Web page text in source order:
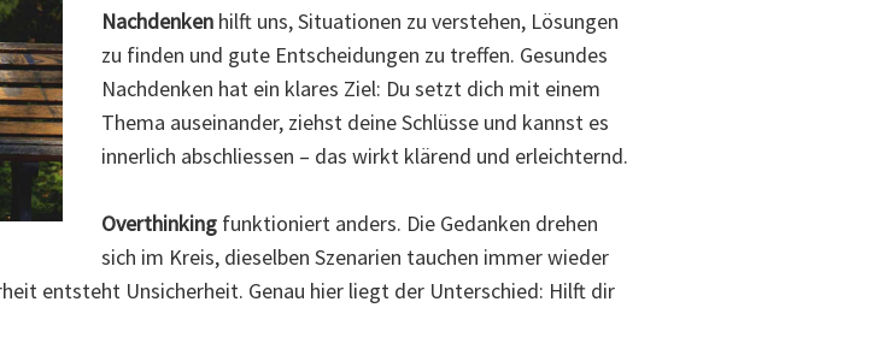
Nachdenken hilft uns, Situationen zu verstehen, Lösungen
zu finden und gute Entscheidungen zu treffen. Gesundes
Nachdenken hat ein klares Ziel: Du setzt dich mit einem
Thema auseinander, ziehst deine Schlüsse und kannst es
innerlich abschliessen – das wirkt klärend und erleichternd.
Overthinkingfunktioniert anders. Die Gedanken drehen
sich im Kreis, dieselben Szenarien tauchen immer wieder
entsteht Unsicherheit. Genau hier liegt der Unterschied: Hilft dir